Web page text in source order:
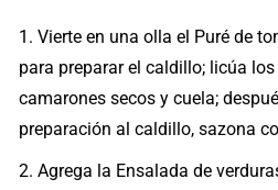
1. Vierte en una olla el Puré de
para preparar el caldillo; licúa
camarones secos y cuela;
preparación al caldillo, sazona
2. Agrega la Ensalada de